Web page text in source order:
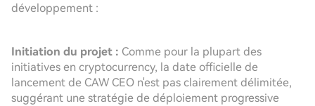
développement :
Initiation du projet : Comme pour la plupart des
initiatives en cryptocurrency, la date officielle de
lancement de CAW CEO n'est pas clairement délimitée,
suggérant une stratégie de déploiement progressive